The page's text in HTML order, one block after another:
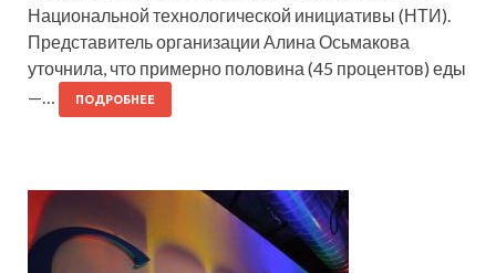
Национальной технологической инициативы (НТИ).
Представитель организации Алина Осьмакова
уточнила, что примерно половина (45 процентов) еды
—…
ПОДРОБНЕЕ